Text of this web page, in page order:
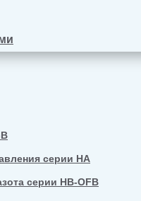
серии HA
серии HB-OFB